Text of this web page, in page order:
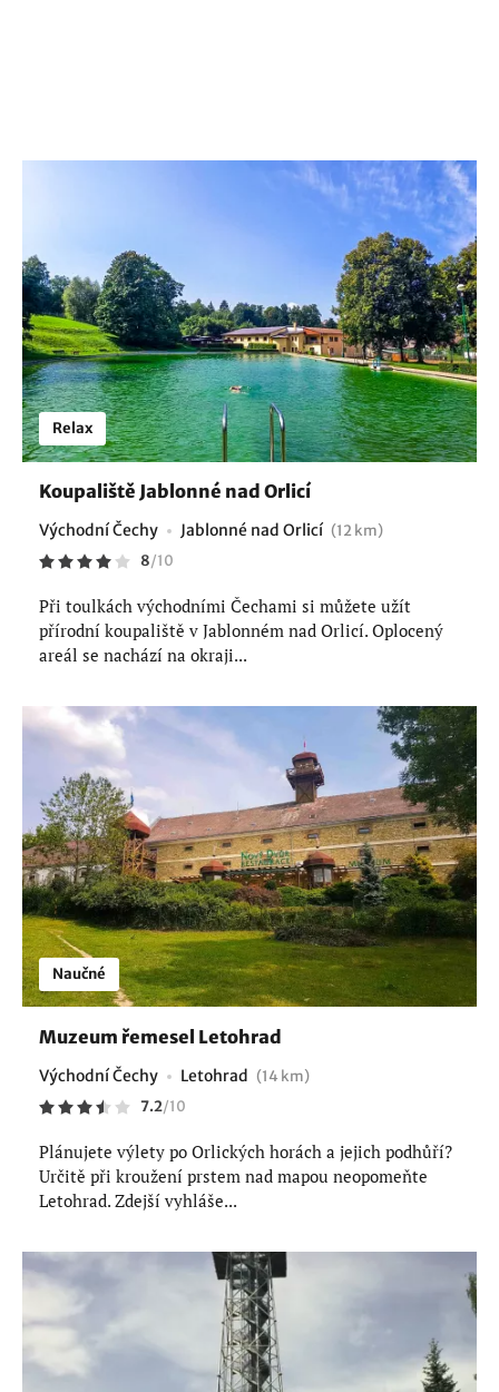
Relax
Koupaliště Jablonné nad Orlicí
Východní Čechy Jablonné nad Orlicí (12 km)
8/10
Při toulkách východními Čechami si můžete užít
přírodní koupaliště v Jablonném nad Orlicí. Oplocený
areál se nachází na okraji...
Naučné
Muzeum řemesel Letohrad
Východní Čechy Letohrad (14 km)
7.2/10
Plánujete výlety po Orlických horách a jejich podhůří?
Určitě při kroužení prstem nad mapou neopomeňte
Letohrad. Zdejší vyhláše...